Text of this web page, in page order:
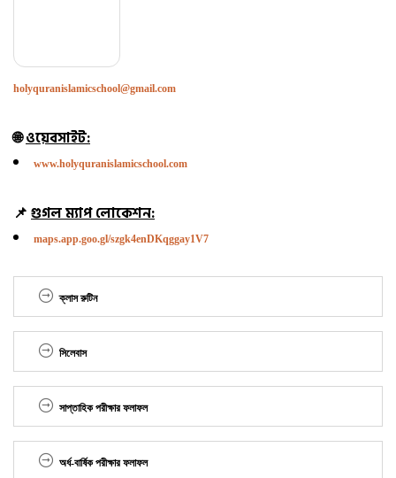
holyquranislamicschool@gmail.com
🌐ওয়েবসাইট:
www.holyquranislamicschool.com
📌গুগল ম্যাপ লোকেশন:
maps.app.goo.gl/szgk4enDKqggay1V7
ক্লাস রুটিন
সিলেবাস
সাপ্তাহিক পরীক্ষার ফলাফল
অর্ধ-বার্ষিক পরীক্ষার ফলাফল